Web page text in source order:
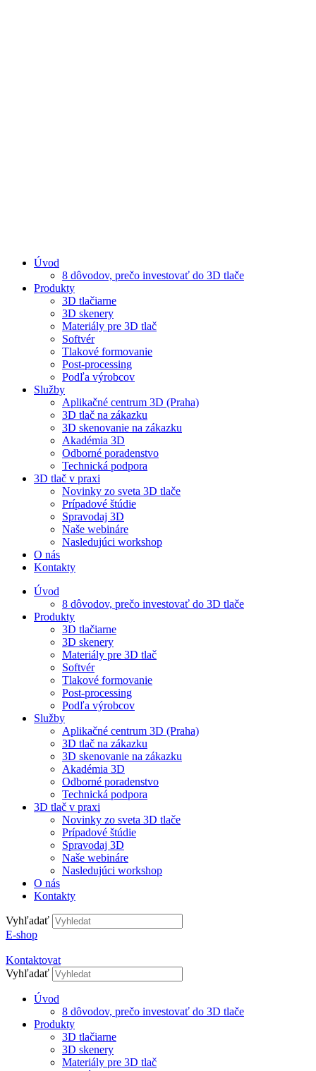
Úvod
8 dôvodov, prečo investovať do 3D tlače
Produkty
3D tlačiarne
3D skenery
Materiály pre 3D tlač
Softvér
Tlakové formovanie
Post-processing
Podľa výrobcov
Služby
Aplikačné centrum 3D (Praha)
3D tlač na zákazku
3D skenovanie na zákazku
Akadémia 3D
Odborné poradenstvo
Technická podpora
3D tlač v praxi
Novinky zo sveta 3D tlače
Prípadové štúdie
Spravodaj 3D
Naše webináre
Nasledujúci workshop
O nás
Kontakty
Úvod
8 dôvodov, prečo investovať do 3D tlače
Produkty
3D tlačiarne
3D skenery
Materiály pre 3D tlač
Softvér
Tlakové formovanie
Post-processing
Podľa výrobcov
Služby
Aplikačné centrum 3D (Praha)
3D tlač na zákazku
3D skenovanie na zákazku
Akadémia 3D
Odborné poradenstvo
Technická podpora
3D tlač v praxi
Novinky zo sveta 3D tlače
Prípadové štúdie
Spravodaj 3D
Naše webináre
Nasledujúci workshop
O nás
Kontakty
Vyhľadať
E-shop
Kontaktovat
Vyhľadať
Úvod
8 dôvodov, prečo investovať do 3D tlače
Produkty
3D tlačiarne
3D skenery
Materiály pre 3D tlač